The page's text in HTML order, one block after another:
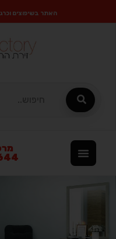
האתר בשיפוצים